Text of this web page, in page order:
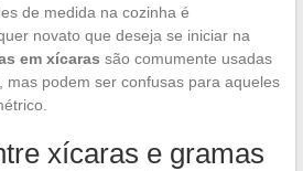
de medida na cozinha é
novato que deseja se iniciar na
em xícaras são comumente usadas
mas podem ser confusas para aqueles
xícaras e gramas